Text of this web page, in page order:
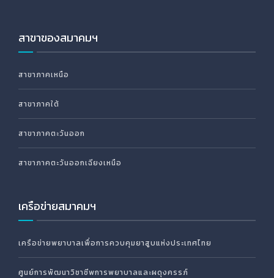
สาขาของสมาคมฯ
สาขาภาคเหนือ
สาขาภาคใต้
สาขาภาคตะวันออก
สาขาภาคตะวันออกเฉียงเหนือ
เครือข่ายสมาคมฯ
เครือข่ายพยาบาลเพื่อการควบคุมยาสูบแห่งประเทศไทย
ศูนย์การพัฒนาวิชาชีพการพยาบาลและผดุงครรภ์